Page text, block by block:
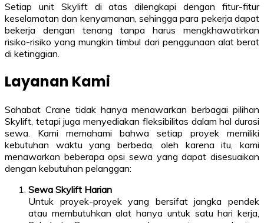
Setiap unit Skylift di atas dilengkapi dengan fitur-fitur
keselamatan dan kenyamanan, sehingga para pekerja dapat
bekerja dengan tenang tanpa harus mengkhawatirkan
risiko-risiko yang mungkin timbul dari penggunaan alat berat
di ketinggian.
Layanan Kami
Sahabat Crane tidak hanya menawarkan berbagai pilihan
Skylift, tetapi juga menyediakan fleksibilitas dalam hal durasi
sewa. Kami memahami bahwa setiap proyek memiliki
kebutuhan waktu yang berbeda, oleh karena itu, kami
menawarkan beberapa opsi sewa yang dapat disesuaikan
dengan kebutuhan pelanggan:
Sewa Skylift Harian
Untuk proyek-proyek yang bersifat jangka pendek
atau membutuhkan alat hanya untuk satu hari kerja,